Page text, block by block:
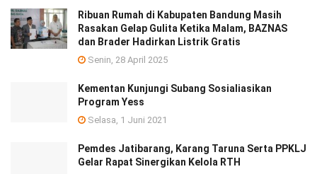
Ribuan Rumah di Kabupaten Bandung Masih
Rasakan Gelap Gulita Ketika Malam, BAZNAS
dan Brader Hadirkan Listrik Gratis
Senin, 28 April 2025
Kementan Kunjungi Subang Sosialiasikan
Program Yess
Selasa, 1 Juni 2021
Pemdes Jatibarang, Karang Taruna Serta PPKLJ
Gelar Rapat Sinergikan Kelola RTH